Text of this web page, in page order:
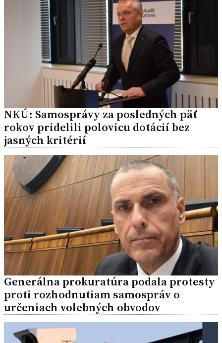
NKÚ: Samosprávy za posledných päť
rokov pridelili polovicu dotácií bez
jasných kritérií
Generálna prokuratúra podala protesty
proti rozhodnutiam samospráv o
určeniach volebných obvodov